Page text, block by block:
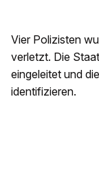
Vier Polizisten
verletzt. Die
eingeleitet und
identifizieren.